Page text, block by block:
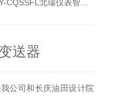
北瑞仪表智能型伸缩法兰液位变送器
送器
公司和长庆油田设计院